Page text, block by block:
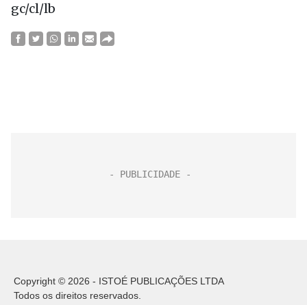
gc/cl/lb
Copyright © 2026 - ISTOÉ PUBLICAÇÕES LTDA
Todos os direitos reservados.